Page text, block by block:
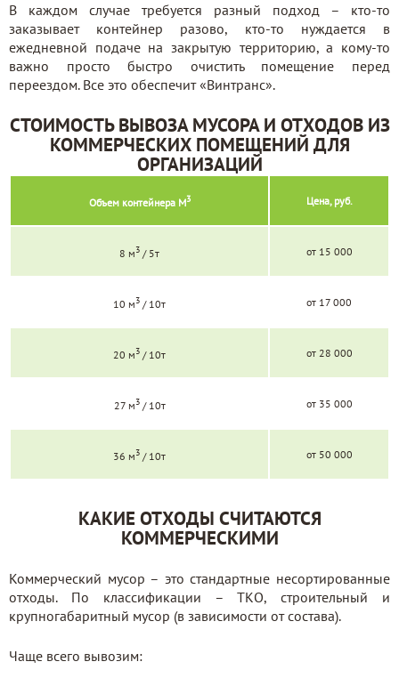
В каждом случае требуется разный подход – кто-то
заказывает контейнер разово, кто-то нуждается в
ежедневной подаче на закрытую территорию, а кому-то
важно просто быстро очистить помещение перед
переездом. Все это обеспечит «Винтранс».
СТОИМОСТЬ ВЫВОЗА МУСОРА И ОТХОДОВ ИЗ
КОММЕРЧЕСКИХ ПОМЕЩЕНИЙ ДЛЯ
ОРГАНИЗАЦИЙ
Объем контейнера М3 Цена, руб.
8 м3 / 5т от 15 000
10 м3 / 10т от 17 000
20 м3 / 10т от 28 000
27 м3/ 10т от 35 000
36 м3 / 10т от 50 000
КАКИЕ ОТХОДЫ СЧИТАЮТСЯ
КОММЕРЧЕСКИМИ
Коммерческий мусор – это стандартные несортированные
отходы. По классификации – ТКО, строительный и
крупногабаритный мусор (в зависимости от состава).
Чаще всего вывозим: